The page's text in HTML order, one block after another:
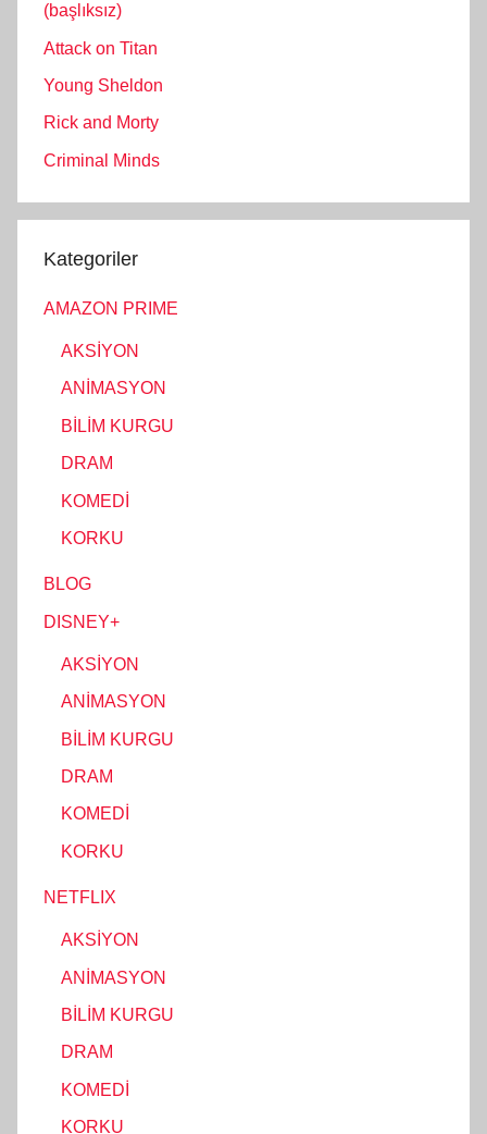
(başlıksız)
Attack on Titan
Young Sheldon
Rick and Morty
Criminal Minds
Kategoriler
AMAZON PRIME
AKSİYON
ANİMASYON
BİLİM KURGU
DRAM
KOMEDİ
KORKU
BLOG
DISNEY+
AKSİYON
ANİMASYON
BİLİM KURGU
DRAM
KOMEDİ
KORKU
NETFLIX
AKSİYON
ANİMASYON
BİLİM KURGU
DRAM
KOMEDİ
KORKU